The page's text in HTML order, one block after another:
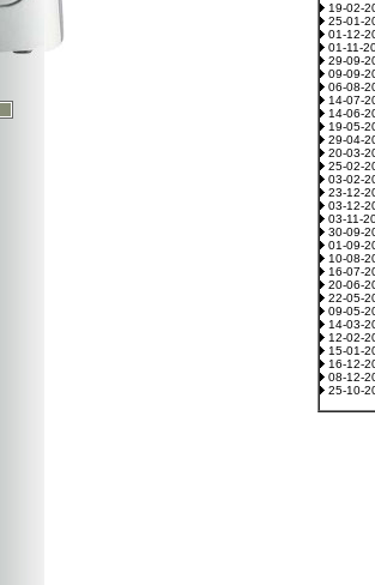
19-02-
25-01-
01-12-
01-11-
29-09-
09-09-
06-08-
14-07-
14-06-
19-05-
29-04-
20-03-
25-02-
03-02-
23-12-
03-12-
03-11-
30-09-
01-09-
10-08-
16-07-
20-06-
22-05-
09-05-
14-03-
12-02-
15-01-
16-12-
08-12-
25-10-